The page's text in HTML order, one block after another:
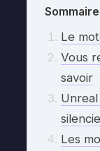
Sommaire
Le
Vous
savoir
Les